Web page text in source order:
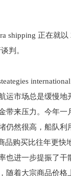
shipping 正在就
判。
市场总是缓慢
带来压力。今年
然很高，船队
购买比往年更快
进一步提振了干
随着大宗商品价